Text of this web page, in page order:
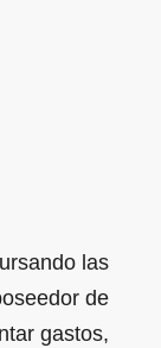
las
de
gastos,